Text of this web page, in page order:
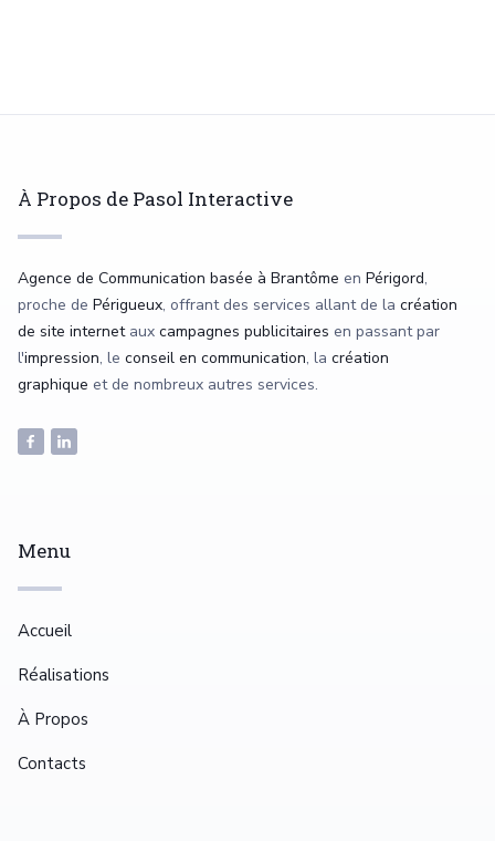
À Propos de Pasol Interactive
Agence de Communication basée à Brantôme en Périgord,
proche de Périgueux, offrant des services allant de la création
de site internetaux campagnes publicitaires en passant par
l'impression, le conseil en communication, la création
graphique et de nombreux autres services.
Menu
Accueil
Réalisations
À Propos
Contacts